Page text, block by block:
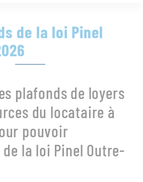
de la loi Pinel
plafonds de loyers
du locataire à
pouvoir
la loi Pinel Outre-